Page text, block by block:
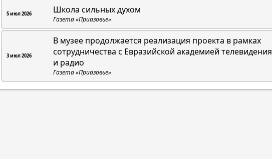
5 июл 2026 Школа сильных духом
Газета «Приазовье»
3 июл 2026
В музее продолжается реализация проекта в рамках
сотрудничества с Евразийской академией телевидения
и радио
Газета «Приазовье»